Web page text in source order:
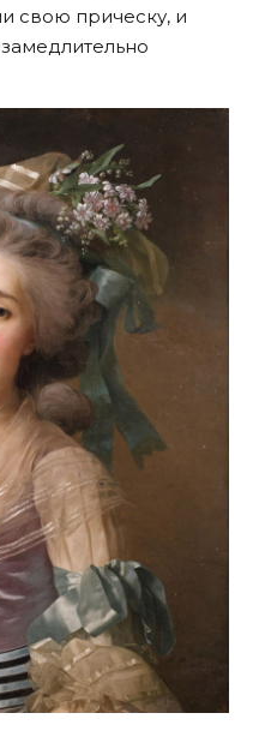
свою прическу, и